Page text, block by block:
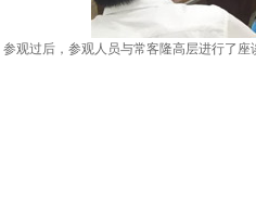
过后，参观人员与常客隆高层进行了座谈